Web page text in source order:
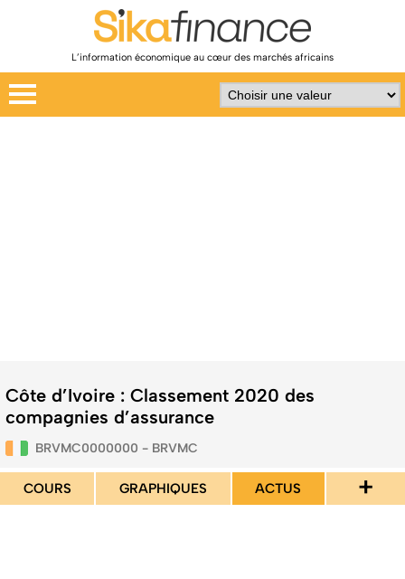
L’information économique au cœur des marchés africains
Côte d’Ivoire : Classement 2020 des
compagnies d’assurance
BRVMC0000000 - BRVMC
COURS GRAPHIQUES ACTUS +